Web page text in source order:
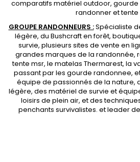
comparatifs matériel outdoor, gourde
randonner ettente
GROUPE RANDONNEURS :Spécialiste
légère, du Bushcraft en forêt,
survie, plusieurs sites de vente en
grandes marques de la randonnée,
tente msr, le matelas Thermarest, la
passant par les gourde randonnee,
équipe de passionnés de la nature,
légère, des matériel de survie et
loisirs de plein air, et des
penchants survivalistes. et leader